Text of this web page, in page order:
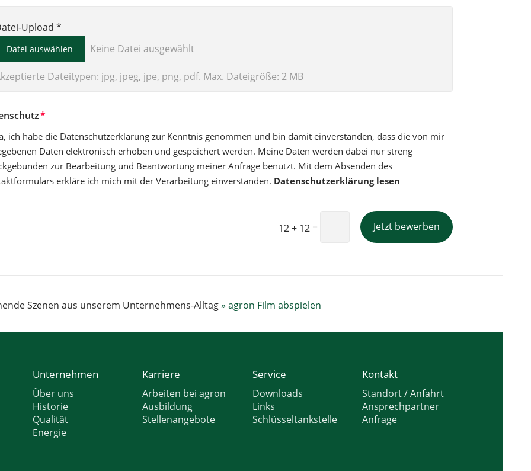
Upload *
Input
Datei auswählen Keine Datei ausgewählt
Dateitypen: jpg, jpeg, jpe, png, pdf. Max. Dateigröße: 2 MB
ich habe die Datenschutzerklärung zur Kenntnis genommen und bin damit einverstanden, dass die von mir
Daten elektronisch erhoben und gespeichert werden. Meine Daten werden dabei nur streng
zur Bearbeitung und Beantwortung meiner Anfrage benutzt. Mit dem Absenden des
erkläre ich mich mit der Verarbeitung einverstanden. Datenschutzerklärung lesen
12 + 12 = Jetzt bewerben
Szenen aus unserem Unternehmens-Alltag» agron Film abspielen
Unternehmen
Über uns
Historie
Qualität
Energie
Karriere
Arbeiten bei agron
Ausbildung
Stellenangebote
Service
Downloads
Links
Schlüsseltankstelle
Kontakt
Standort / Anfahrt
Ansprechpartner
Anfrage